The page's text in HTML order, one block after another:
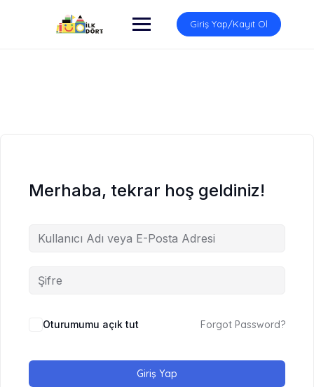
Giriş Yap/Kayıt Ol
Merhaba, tekrar hoş geldiniz!
Oturumumu açık tut Forgot Password?
Giriş Yap